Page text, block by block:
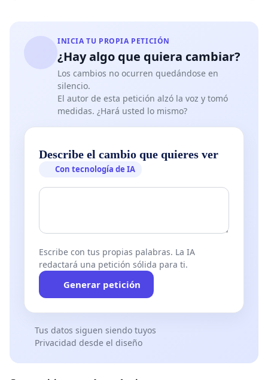
INICIA TU PROPIA PETICIÓN
¿Hay algo que quiera cambiar?
Los cambios no ocurren quedándose en
silencio.
El autor de esta petición alzó la voz y tomó
medidas. ¿Hará usted lo mismo?
Describe el cambio que quieres ver
Con tecnología de IA
Escribe con tus propias palabras. La IA
redactará una petición sólida para ti.
Generar petición
Tus datos siguen siendo tuyos
Privacidad desde el diseño